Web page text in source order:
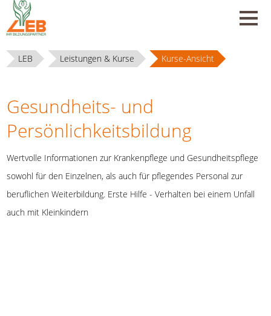
LEB Leistungen & Kurse Kurse-Ansicht
Gesundheits- und
Persönlichkeitsbildung
Wertvolle Informationen zur Krankenpflege und Gesundheitspflege
sowohl für den Einzelnen, als auch für pflegendes Personal zur
beruflichen Weiterbildung. Erste Hilfe - Verhalten bei einem Unfall
auch mit Kleinkindern